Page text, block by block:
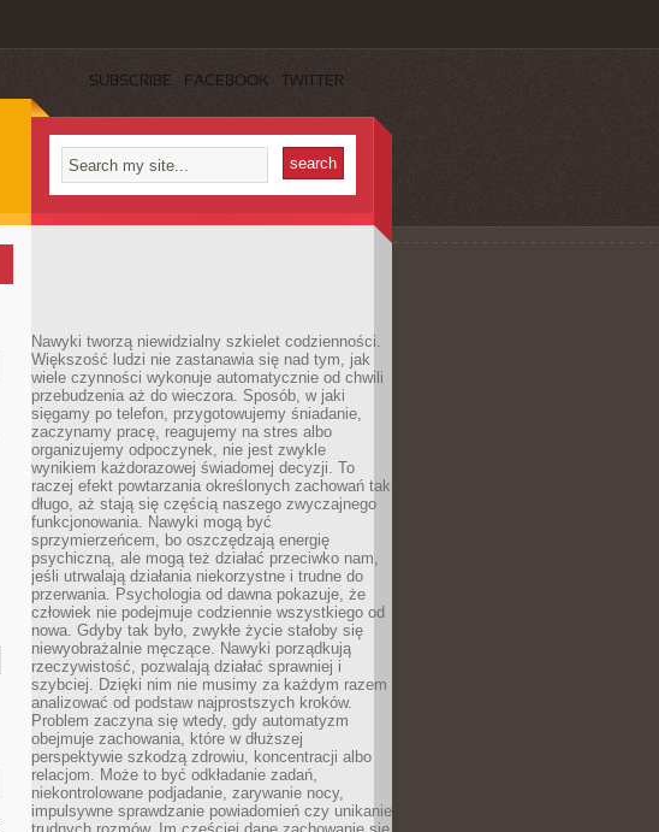
SUBSCRIBE FACEBOOK TWITTER
Nawyki tworzą niewidzialny szkielet codzienności.
Większość ludzi nie zastanawia się nad tym, jak
wiele czynności wykonuje automatycznie od chwili
przebudzenia aż do wieczora. Sposób, w jaki
sięgamy po telefon, przygotowujemy śniadanie,
zaczynamy pracę, reagujemy na stres albo
organizujemy odpoczynek, nie jest zwykle
wynikiem każdorazowej świadomej decyzji. To
raczej efekt powtarzania określonych zachowań tak
długo, aż stają się częścią naszego zwyczajnego
funkcjonowania. Nawyki mogą być
sprzymierzeńcem, bo oszczędzają energię
psychiczną, ale mogą też działać przeciwko nam,
jeśli utrwalają działania niekorzystne i trudne do
przerwania. Psychologia od dawna pokazuje, że
człowiek nie podejmuje codziennie wszystkiego od
nowa. Gdyby tak było, zwykłe życie stałoby się
niewyobrażalnie męczące. Nawyki porządkują
rzeczywistość, pozwalają działać sprawniej i
szybciej. Dzięki nim nie musimy za każdym razem
analizować od podstaw najprostszych kroków.
Problem zaczyna się wtedy, gdy automatyzm
obejmuje zachowania, które w dłuższej
perspektywie szkodzą zdrowiu, koncentracji albo
relacjom. Może to być odkładanie zadań,
niekontrolowane podjadanie, zarywanie nocy,
impulsywne sprawdzanie powiadomień czy unikanie